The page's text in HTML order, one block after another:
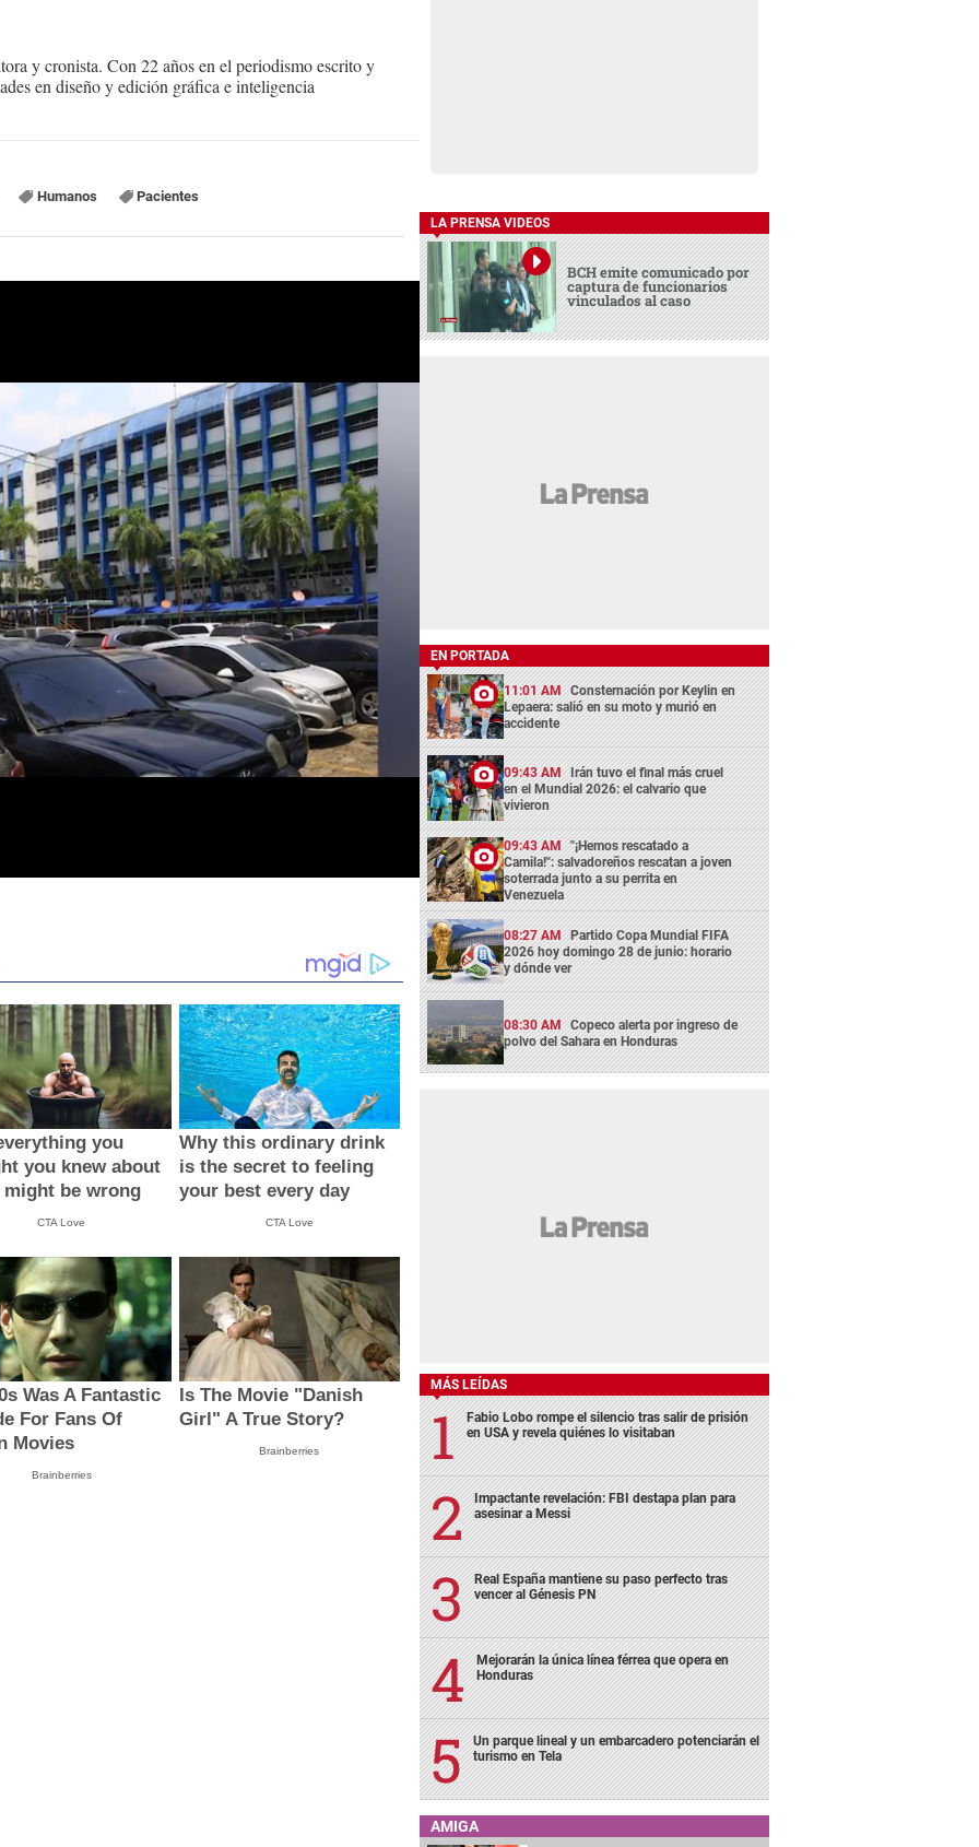
y cronista. Con 22 años en el periodismo escrito y
en diseño y edición gráfica e inteligencia
Humanos Pacientes
you
you knew about
might be wrong
CTA Love
Why this ordinary drink
is the secret to feeling
your best every day
CTA Love
Was A Fantastic
For Fans Of
Movies
Brainberries
Is The Movie "Danish
Girl" A True Story?
Brainberries
LA PRENSA VIDEOS
BCH emite comunicado por
captura de funcionarios
vinculados al caso
EN PORTADA
11:01 AM Consternación por Keylin en
Lepaera: salió en su moto y murió en
accidente
09:43 AM Irán tuvo el final más cruel
en el Mundial 2026: el calvario que
vivieron
09:43 AM "¡Hemos rescatado a
Camila!": salvadoreños rescatan a joven
soterrada junto a su perrita en
Venezuela
08:27 AM Partido Copa Mundial FIFA
2026 hoy domingo 28 de junio: horario
y dónde ver
08:30 AM Copeco alerta por ingreso de
polvo del Sahara en Honduras
MÁS LEÍDAS
Fabio Lobo rompe el silencio tras salir de prisión
en USA y revela quiénes lo visitaban
Impactante revelación: FBI destapa plan para
asesinar a Messi
Real España mantiene su paso perfecto tras
vencer al Génesis PN
Mejorarán la única línea férrea que opera en
Honduras
Un parque lineal y un embarcadero potenciarán el
turismo en Tela
AMIGA